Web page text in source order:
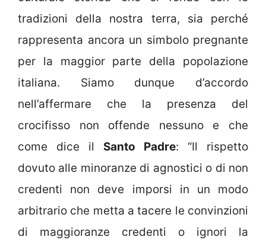
tradizioni della nostra terra, sia perché
rappresenta ancora un simbolo pregnante
per la maggior parte della popolazione
italiana. Siamo dunque d’accordo
nell’affermare che la presenza del
crocifisso non offende nessuno e che
come dice il Santo Padre: “Il rispetto
dovuto alle minoranze di agnostici o di non
credenti non deve imporsi in un modo
arbitrario che metta a tacere le convinzioni
di maggioranze credenti o ignori la